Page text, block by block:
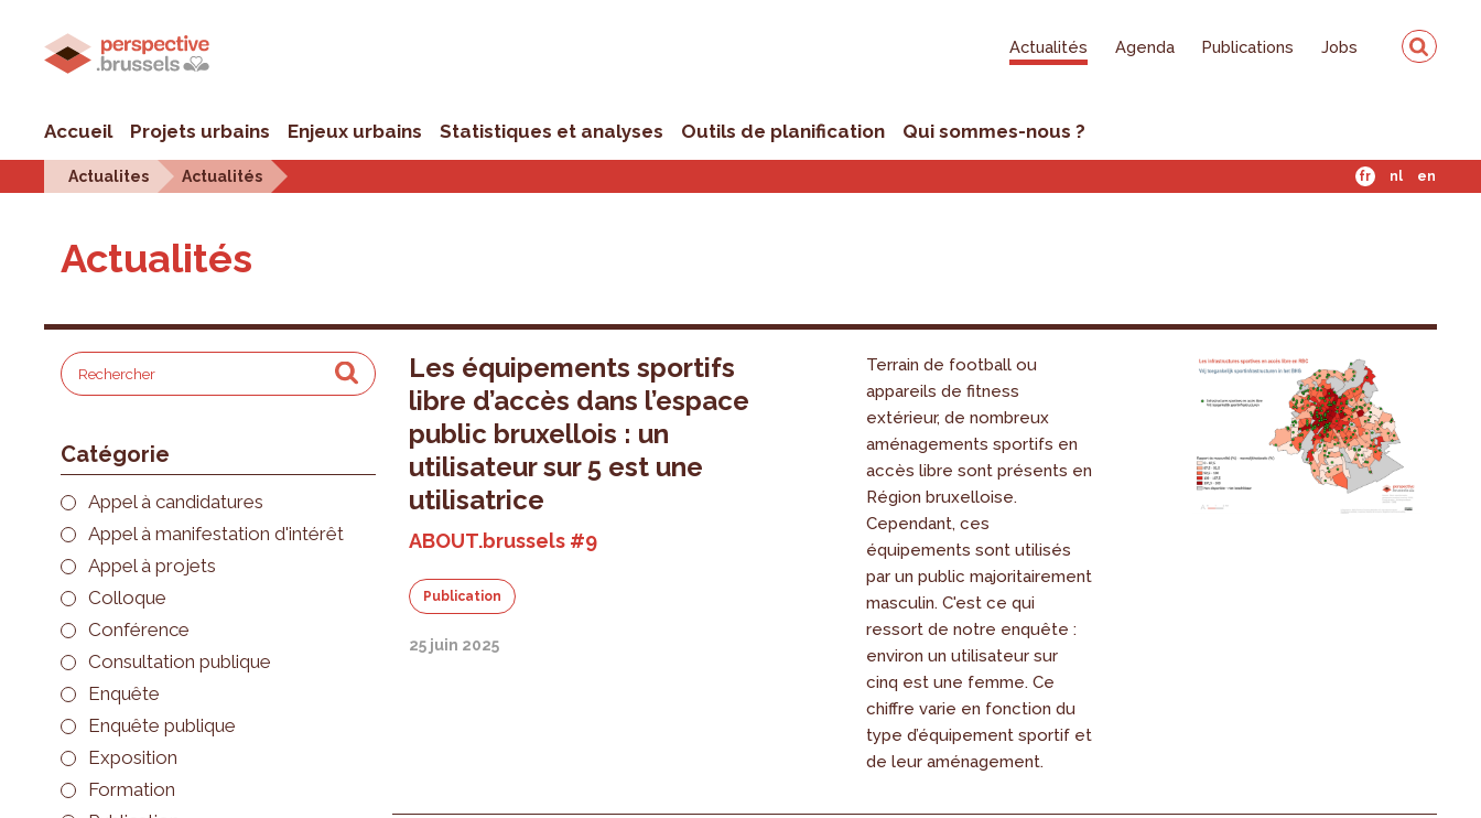
Actualités Agenda Publications Jobs
Accueil Projets urbains Enjeux urbains Statistiques et analyses Outils de planification Qui sommes-nous ?
Actualites Actualités fr nl en
Actualités
Catégorie
Appel à candidatures
Appel à manifestation d'intérêt
Appel à projets
Colloque
Conférence
Consultation publique
Enquête
Enquête publique
Exposition
Formation
Les équipements sportifs
libre d’accès dans l’espace
public bruxellois : un
utilisateur sur 5 est une
utilisatrice
ABOUT.brussels #9
Publication
25 juin 2025
Terrain de football ou
appareils de fitness
extérieur, de nombreux
aménagements sportifs en
accès libre sont présents en
Région bruxelloise.
Cependant, ces
équipements sont utilisés
par un public majoritairement
masculin. C'est ce qui
ressort de notre enquête :
environ un utilisateur sur
cinq est une femme. Ce
chiffre varie en fonction du
type d’équipement sportif et
de leur aménagement.